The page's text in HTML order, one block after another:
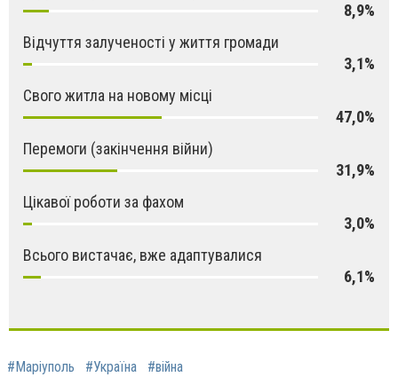
8,9%
Відчуття залученості у життя громади
3,1%
Свого житла на новому місці
47,0%
Перемоги (закінчення війни)
31,9%
Цікавої роботи за фахом
3,0%
Всього вистачає, вже адаптувалися
6,1%
#Маріуполь #Україна #війна